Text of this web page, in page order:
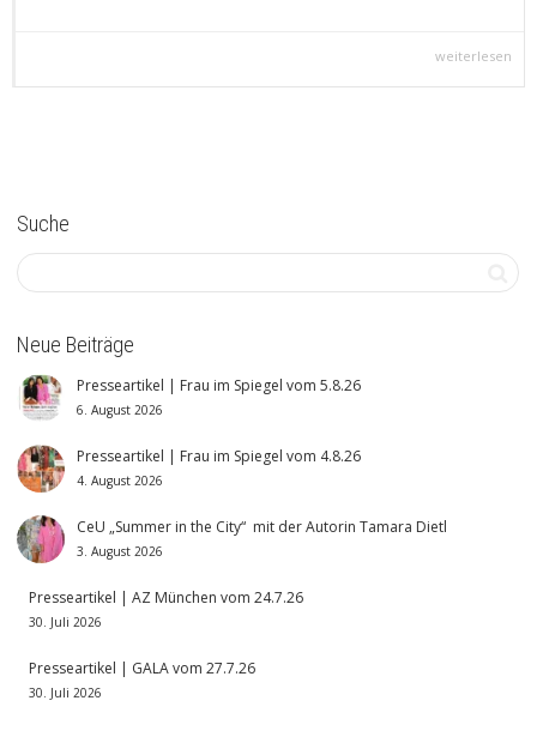
weiterlesen
Suche
Neue Beiträge
Presseartikel | Frau im Spiegel vom 5.8.26
6. August 2026
Presseartikel | Frau im Spiegel vom 4.8.26
4. August 2026
CeU „Summer in the City“ mit der Autorin Tamara Dietl
3. August 2026
Presseartikel | AZ München vom 24.7.26
30. Juli 2026
Presseartikel | GALA vom 27.7.26
30. Juli 2026